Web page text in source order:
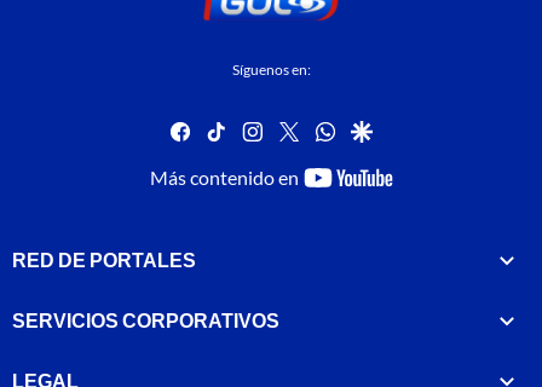
Síguenos en:
facebook
tiktok instagram
twitterwhatsapp
google
Más contenido en
youtube-
RED DE PORTALES
SERVICIOS CORPORATIVOS
LEGAL